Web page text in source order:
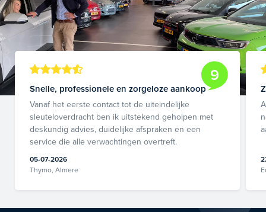
9
Snelle, professionele en zorgeloze aankoop
Vanaf het eerste contact tot de uiteindelijke
sleuteloverdracht ben ik uitstekend geholpen met
deskundig advies, duidelijke afspraken en een
service die alle verwachtingen overtreft.
05-07-2026
Thymo, Almere